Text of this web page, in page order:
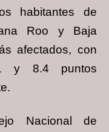
habitantes de
Roo y Baja
afectados, con
y 8.4 puntos
Nacional de